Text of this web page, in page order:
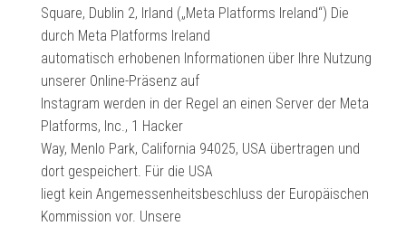
Square, Dublin 2, Irland („Meta Platforms Ireland“) Die
durch Meta Platforms Ireland
automatisch erhobenen Informationen über Ihre Nutzung
unserer Online-Präsenz auf
Instagram werden in der Regel an einen Server der Meta
Platforms, Inc., 1 Hacker
Way, Menlo Park, California 94025, USA übertragen und
dort gespeichert. Für die USA
liegt kein Angemessenheitsbeschluss der Europäischen
Kommission vor. Unsere